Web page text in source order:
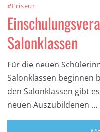
#Friseur
Salonklassen
Für die neuen
Salonklassen beginnen
den Salonklassen gibt
neuen Auszubildenen …